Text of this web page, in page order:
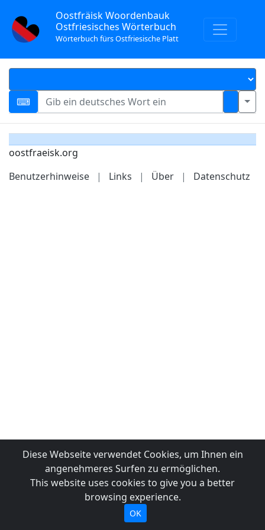
Oostfräisk Woordenbauk
Ostfriesisches Wörterbuch
Wörterbuch fürs Ostfriesische Platt
oostfraeisk.org
Benutzerhinweise
| Links | Über | Datenschutz
Diese Webseite verwendet Cookies, um Ihnen ein
angenehmeres Surfen zu ermöglichen.
This website uses cookies to give you a better
browsing experience.
OK